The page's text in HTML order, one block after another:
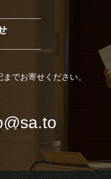
でお寄せください。